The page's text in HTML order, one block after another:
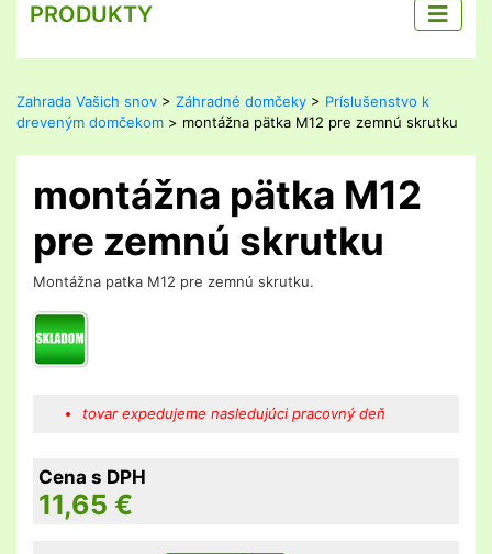
PRODUKTY
Zahrada Vašich snov > Záhradné domčeky > Príslušenstvo k
dreveným domčekom > montážna pätka M12 pre zemnú skrutku
montážna pätka M12
pre zemnú skrutku
Montážna patka M12 pre zemnú skrutku.
tovar expedujeme nasledujúci pracovný deň
Cena s DPH
11,65 €